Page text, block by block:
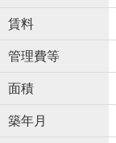
賃料
管理費等
面積
築年月